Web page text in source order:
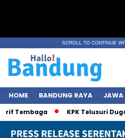
SCROLL TO CONTINUE
HOME BANDUNG RAYA JAWA
KPK Telusuri Dugaan